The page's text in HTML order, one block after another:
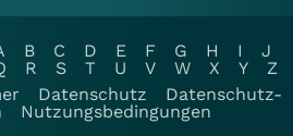
B C D E F G H I
J
R S T U V W X Y
Z
Datenschutz
Datenschutz-
Nutzungsbedingungen